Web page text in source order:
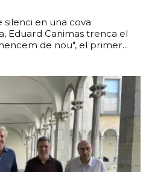
silenci en una cova
Eduard Canimas trenca el
de nou", el primer...